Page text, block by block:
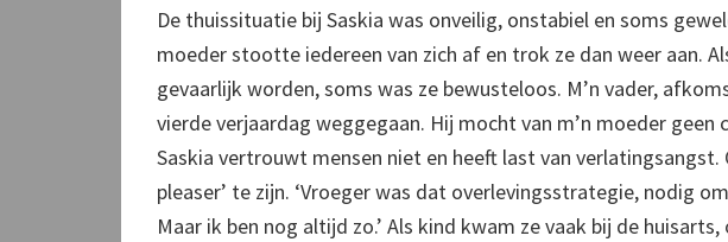
De thuissituatie bij Saskia was onveilig, onstabiel en soms
moeder stootte iedereen van zich af en trok ze dan weer aan.
gevaarlijk worden, soms was ze bewusteloos. M’n vader,
vierde verjaardag weggegaan. Hij mocht van m’n moeder geen
Saskia vertrouwt mensen niet en heeft last van verlatingsangst.
pleaser’ te zijn. ‘Vroeger was dat overlevingsstrategie, nodig
Maar ik ben nog altijd zo.’ Als kind kwam ze vaak bij de